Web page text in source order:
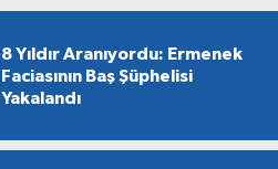
8 Yıldır Aranıyordu: Ermenek
Faciasının Baş Şüphelisi
Yakalandı